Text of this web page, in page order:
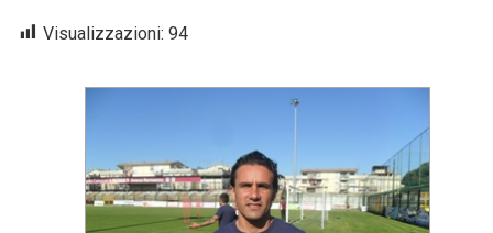
Visualizzazioni: 94